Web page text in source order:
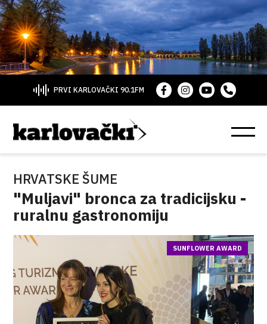
PRVI KARLOVAČKI 90.1FM
HRVATSKE ŠUME
"Muljavi" bronca za tradicijsku -
ruralnu gastronomiju
SUNFLOWER AWARD